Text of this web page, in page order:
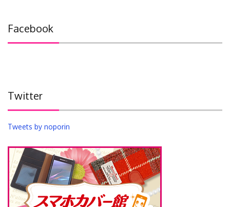
ブ
Facebook
Twitter
Tweets by noporin